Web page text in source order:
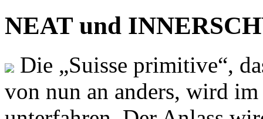
NEAT und
Die „Suisse primitive“,
von nun an anders, wird